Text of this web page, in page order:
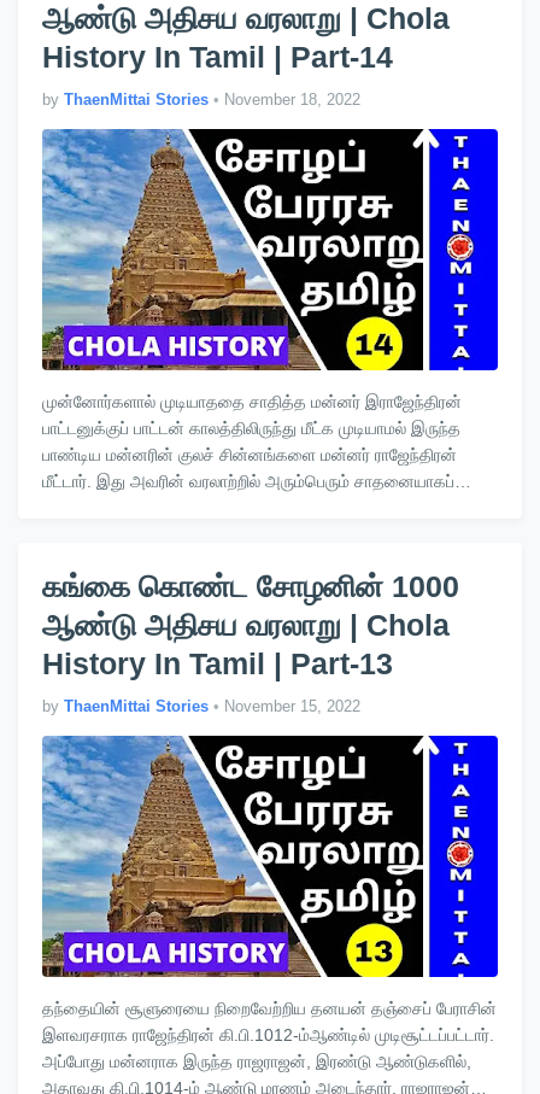
ஆண்டு அதிசய வரலாறு | Chola
History In Tamil | Part-14
by ThaenMittai Stories • November 18, 2022
முன்னோர்களால் முடியாததை சாதித்த மன்னர் இராஜேந்திரன்
பாட்டனுக்குப் பாட்டன் காலத்திலிருந்து மீட்க முடியாமல் இருந்த
பாண்டிய மன்னரின் குலச் சின்னங்களை மன்னர் ராஜேந்திரன்
மீட்டார். இது அவரின் வரலாற்றில் அரும்பெரும் சாதனையாகப்
கங்கை கொண்ட சோழனின் 1000
ஆண்டு அதிசய வரலாறு | Chola
History In Tamil | Part-13
by ThaenMittai Stories • November 15, 2022
தந்தையின் சூளுரையை நிறைவேற்றிய தனயன் தஞ்சைப் பேராசின்
இளவரசராக ராஜேந்திரன் கி.பி.1012-ம்ஆண்டில் முடிசூட்டப்பட்டார்.
அப்போது மன்னராக இருந்த ராஜராஜன், இரண்டு ஆண்டுகளில்,
அதாவது கி.பி.1014-ம் ஆண்டு மரணம் அடைந்தார். ராஜராஜன்